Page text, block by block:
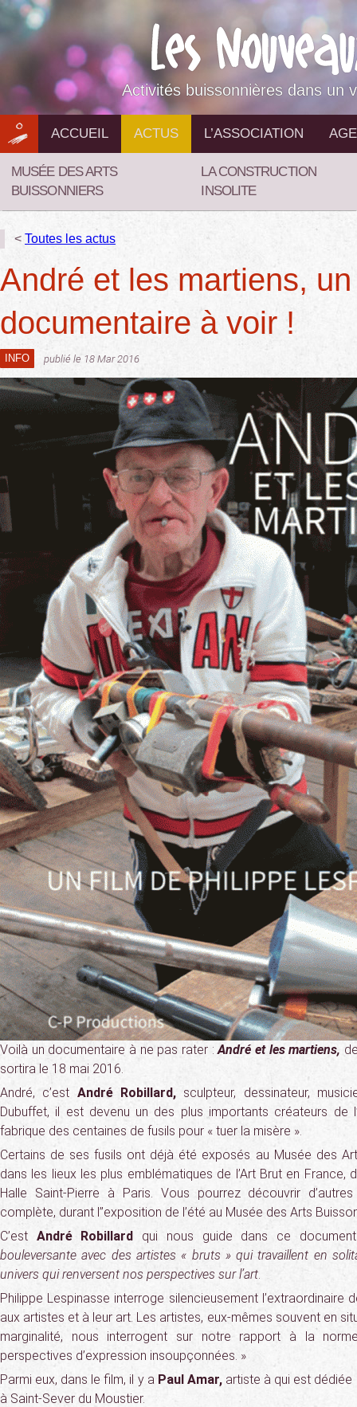
Aller
au
contenu
Activités buissonnières dans un
ACCUEIL ACTUS L’ASSOCIATION
MUSÉE DES ARTS
BUISSONNIERS
LA CONSTRUCTION
INSOLITE
< Toutes les actus
André et les martiens, un
documentaire à voir !
INFO publié le 18 Mar 2016
Voilà un documentaire à ne pas rater :André et les martiens,
sortira le 18 mai 2016.
André, c’est André Robillard, sculpteur, dessinateur,
Dubuffet, il est devenu un des plus importants créateurs de
fabrique des centaines de fusils pour « tuer la misère ».
Certains de ses fusils ont déjà été exposés au Musée des
dans les lieux les plus emblématiques de l’Art Brut en France,
Halle Saint-Pierre à Paris. Vous pourrez découvrir
complète, durant l’’exposition de l’été au Musée des Arts
C’est André Robillard qui nous guide dans ce
bouleversante avec des artistes « bruts » qui travaillent en
univers qui renversent nos perspectives sur l’art.
Philippe Lespinasse interroge silencieusement
aux artistes et à leur art. Les artistes, eux-mêmes souvent en
marginalité, nous interrogent sur notre rapport à la
perspectives d’expression insoupçonnées. »
Parmi eux, dans le film, il y a Paul Amar,artiste à qui est dédiée
à Saint-Sever du Moustier.